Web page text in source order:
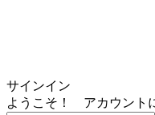
サインイン
ようこそ！ アカウント